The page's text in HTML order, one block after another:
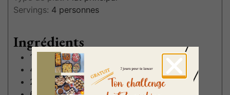
Servings: 4 personnes
Ingrédients
1
brocoli
4
oeufs
200
dés de jambon